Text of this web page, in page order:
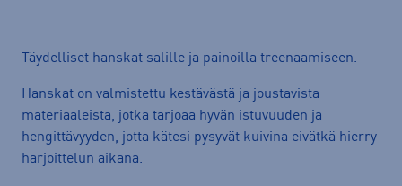
Täydelliset hanskat salille ja painoilla treenaamiseen.
Hanskat on valmistettu kestävästä ja joustavista
materiaaleista, jotka tarjoaa hyvän istuvuuden ja
hengittävyyden, jotta kätesi pysyvät kuivina eivätkä hierry
harjoittelun aikana.